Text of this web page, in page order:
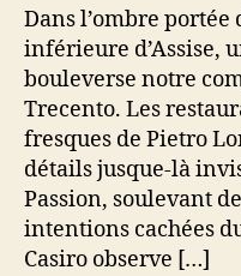
Dans l’ombre portée
inférieure d’Assise,
bouleverse notre
Trecento. Les
fresques de Pietro
détails jusque-là
Passion, soulevant
intentions cachées
Casiro observe […]